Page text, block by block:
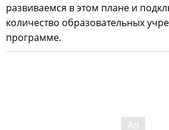
развиваемся в этом плане и
количество образовательных
программе.